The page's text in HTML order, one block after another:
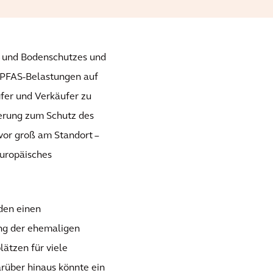
Bodenschutzes und
Belastungen auf
und Verkäufer zu
zum Schutz des
groß am Standort –
einen
der ehemaligen
für viele
hinaus könnte ein